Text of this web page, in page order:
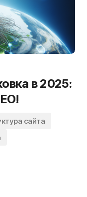
в 2025:
сайта